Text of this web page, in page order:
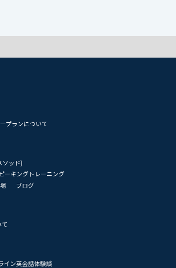
プランについて
ソッド)
ーキングトレーニング
ブログ
イン英会話体験談